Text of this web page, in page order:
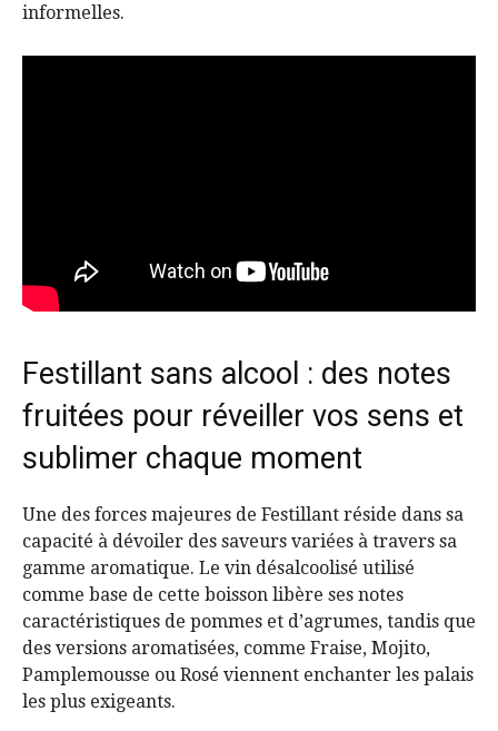
informelles.
Festillant sans alcool : des notes
fruitées pour réveiller vos sens et
sublimer chaque moment
Une des forces majeures de Festillant réside dans sa
capacité à dévoiler des saveurs variées à travers sa
gamme aromatique. Le vin désalcoolisé utilisé
comme base de cette boisson libère ses notes
caractéristiques de pommes et d’agrumes, tandis que
des versions aromatisées, comme Fraise, Mojito,
Pamplemousse ou Rosé viennent enchanter les palais
les plus exigeants.